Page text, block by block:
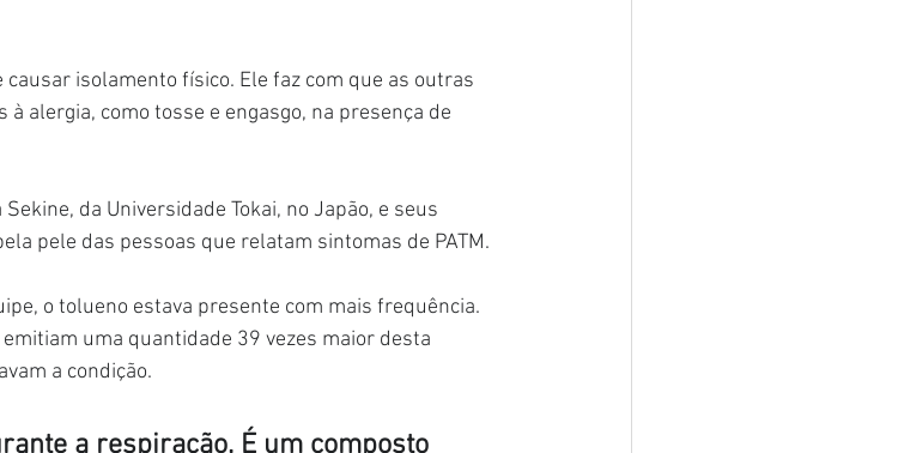
causar isolamento físico. Ele faz com que as outras
alergia, como tosse e engasgo, na presença de
da Universidade Tokai, no Japão, e seus
pele das pessoas que relatam sintomas de PATM.
o tolueno estava presente com mais frequência.
uma quantidade 39 vezes maior desta
a condição.
a respiração. É um composto